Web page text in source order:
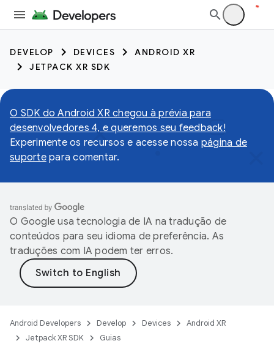
DEVELOP DEVICES
ANDROID XR
JETPACK XR SDK
O SDK do Android XR chegou à prévia para
desenvolvedores 4, e queremos seu feedback!
Experimente os recursos e acesse nossa página de
suportepara comentar.
O Google usa tecnologia de IA na tradução de
conteúdos para seu idioma de preferência. As
traduções com IA podem ter erros.
Android Developers Develop Devices
Android XR
Jetpack XR SDK
Guias